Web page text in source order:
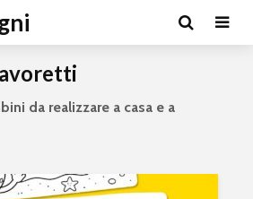
da realizzare a casa e a